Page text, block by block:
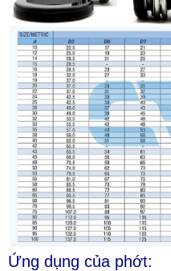
Ứng dụng của phớt: